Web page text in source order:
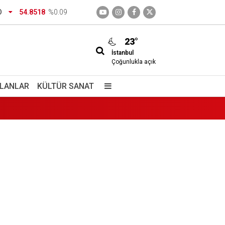
54.8518 %0.09
23°
İstanbul
Çoğunlukla açık
KÜLTÜR SANAT